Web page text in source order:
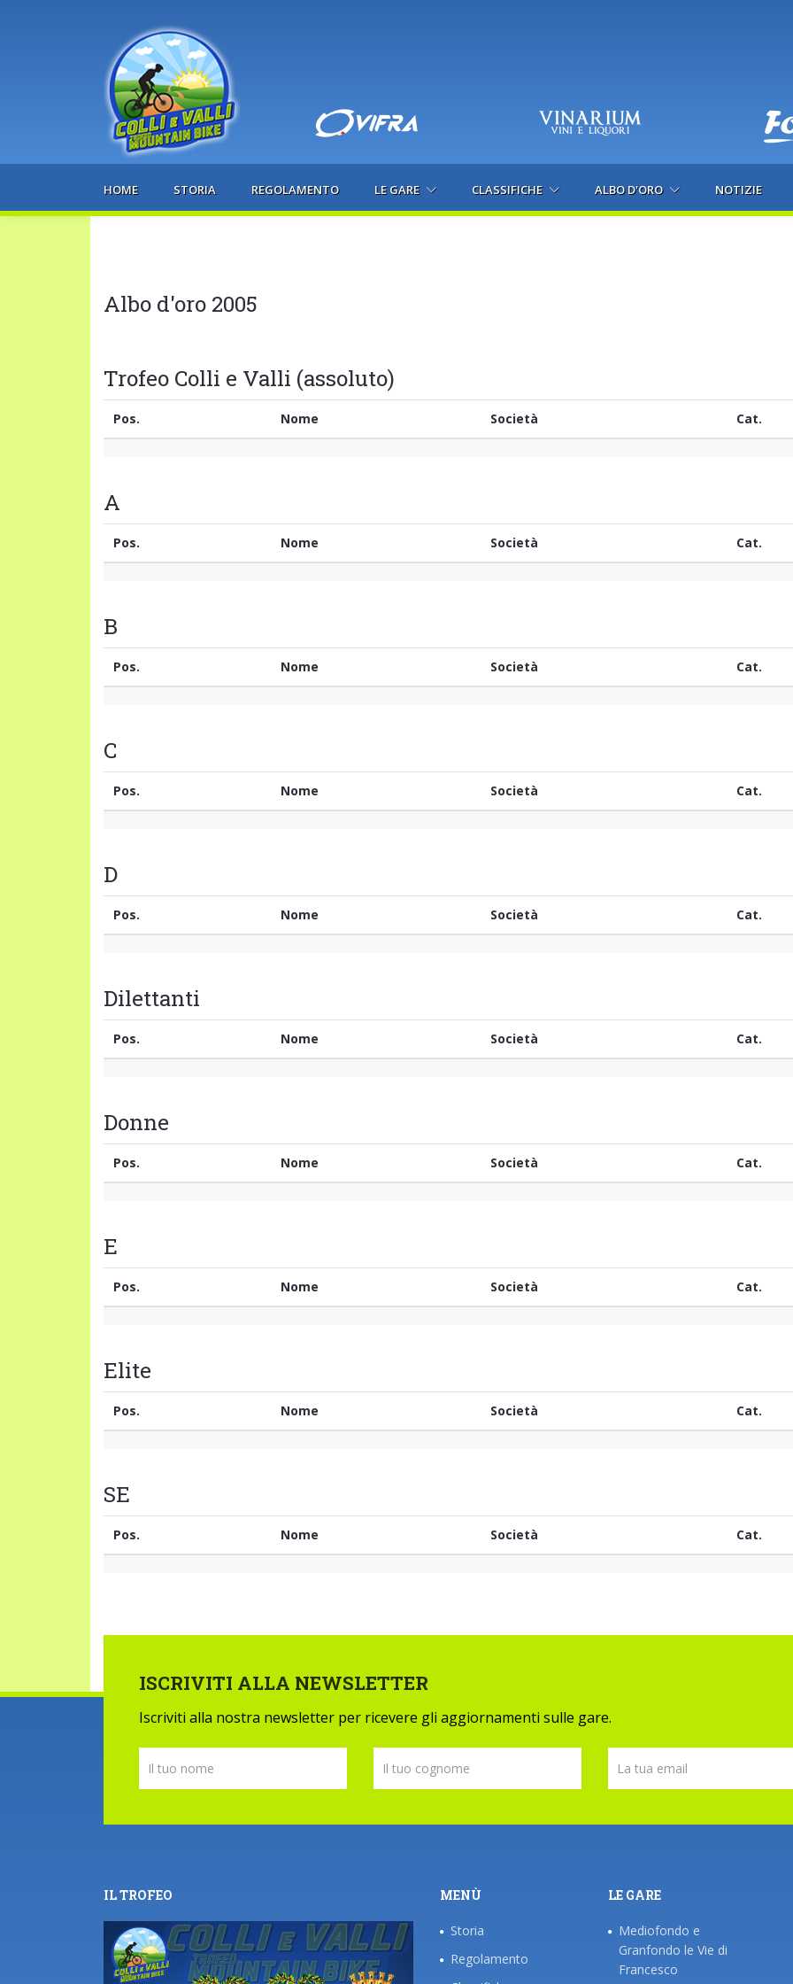
HOME STORIA REGOLAMENTO LE GARE CLASSIFICHE ALBO D'ORO NOTIZIE
Albo d'oro 2005
Trofeo Colli e Valli (assoluto)
Pos. Nome Società Cat.
A
Pos. Nome Società Cat.
B
Pos. Nome Società Cat.
C
Pos. Nome Società Cat.
D
Pos. Nome Società Cat.
Dilettanti
Pos. Nome Società Cat.
Donne
Pos. Nome Società Cat.
E
Pos. Nome Società Cat.
Elite
Pos. Nome Società Cat.
SE
Pos. Nome Società Cat.
ISCRIVITI ALLA NEWSLETTER
Iscriviti alla nostra newsletter per ricevere gli aggiornamenti sulle gare.
IL TROFEO MENÙ
Storia
Regolamento
LE GARE
Mediofondo e
Granfondo le Vie di
Francesco